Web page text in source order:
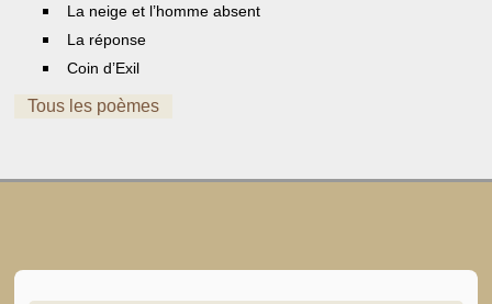
La neige et l’homme absent
La réponse
Coin d’Exil
Tous les poèmes